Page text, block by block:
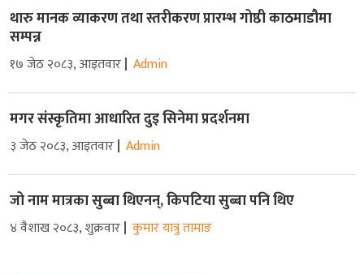
थारु मानक व्याकरण तथा स्तरीकरण प्रारम्भ गोष्ठी काठमाडौमा
सम्पन्न
१७ जेठ २०८३, आइतवार Admin
मगर संस्कृतिमा आधारित दुइ सिनेमा प्रदर्शनमा
३ जेठ २०८३, आइतवार Admin
जो नाम मात्रका सुब्बा थिएनन्, किपटिया सुब्बा पनि थिए
४ वैशाख २०८३, शुक्रवार कुमार यात्रु तामाङ